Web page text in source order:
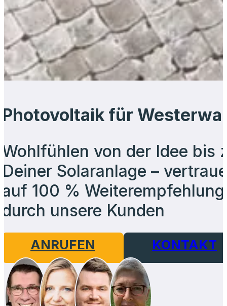
Photovoltaik für
Wohlfühlen von der Idee bis
Deiner Solaranlage – vertraue
auf 100 %
durch unsere Kunden
ANRUFEN KONTAKT